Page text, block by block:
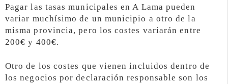
Pagar las tasas municipales en A Lama pueden
variar muchísimo de un municipio a otro de la
misma provincia, pero los costes variarán entre
200€ y 400€.
Otro de los costes que vienen incluidos dentro de
los negocios por declaración responsable son los